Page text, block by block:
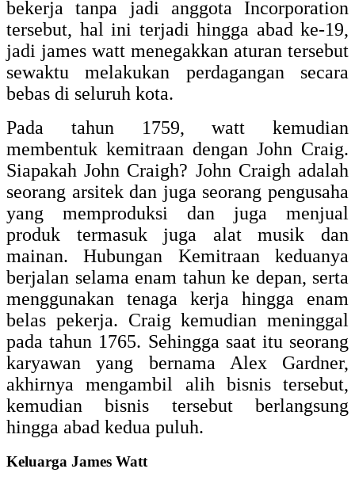
bekerja tanpa jadi anggota Incorporation
tersebut, hal ini terjadi hingga abad ke-19,
jadi james watt menegakkan aturan tersebut
sewaktu melakukan perdagangan secara
bebas di seluruh kota.
Pada tahun 1759, watt kemudian
membentuk kemitraan dengan John Craig.
Siapakah John Craigh? John Craigh adalah
seorang arsitek dan juga seorang pengusaha
yang memproduksi dan juga menjual
produk termasuk juga alat musik dan
mainan. Hubungan Kemitraan keduanya
berjalan selama enam tahun ke depan, serta
menggunakan tenaga kerja hingga enam
belas pekerja. Craig kemudian meninggal
pada tahun 1765. Sehingga saat itu seorang
karyawan yang bernama Alex Gardner,
akhirnya mengambil alih bisnis tersebut,
kemudian bisnis tersebut berlangsung
hingga abad kedua puluh.
Keluarga James Watt